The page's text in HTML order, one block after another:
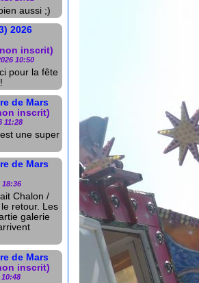
aussi ;)
2026
inscrit)
10:50
pour la fête
de Mars
inscrit)
11:28
une super
de Mars
18:36
Chalon /
retour. Les
galerie
de Mars
inscrit)